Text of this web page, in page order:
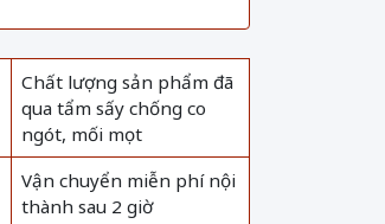
Chất lượng sản phẩm đã
qua tẩm sấy chống co
ngót, mối mọt
Vận chuyển miễn phí nội
thành sau 2 giờ